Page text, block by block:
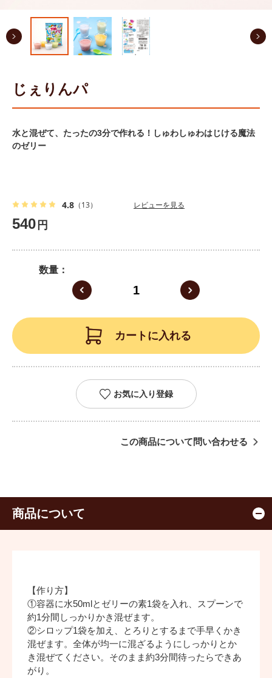
じぇりんパ
水と混ぜて、たったの3分で作れる！しゅわしゅわはじける魔法
のゼリー
4.8 （13） レビューを見る
540 円
数量
カートに入れる
お気に入り登録
この商品について問い合わせる
商品について
【作り方】
①容器に水50mlとゼリーの素1袋を入れ、スプーンで
約1分間しっかりかき混ぜます。
②シロップ1袋を加え、とろりとするまで手早くかき
混ぜます。全体が均一に混ざるようにしっかりとか
き混ぜてください。そのまま約3分間待ったらできあ
がり。